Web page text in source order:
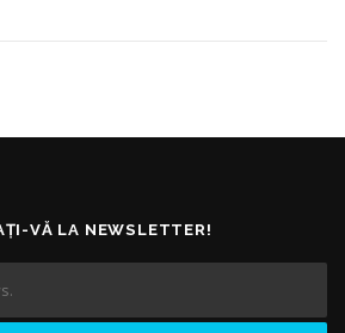
VĂ LA NEWSLETTER!